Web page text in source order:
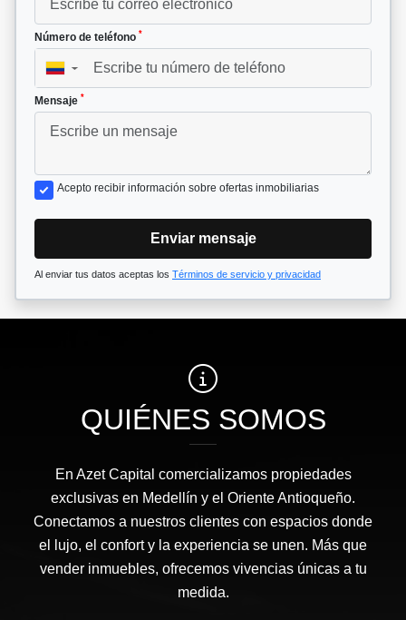
Número de teléfono *
▼
Mensaje *
Acepto recibir información sobre ofertas inmobiliarias
Enviar mensaje
Al enviar tus datos aceptas los Términos de servicio y privacidad
QUIÉNES SOMOS
En Azet Capital comercializamos propiedades
exclusivas en Medellín y el Oriente Antioqueño.
Conectamos a nuestros clientes con espacios donde
el lujo, el confort y la experiencia se unen. Más que
vender inmuebles, ofrecemos vivencias únicas a tu
medida.